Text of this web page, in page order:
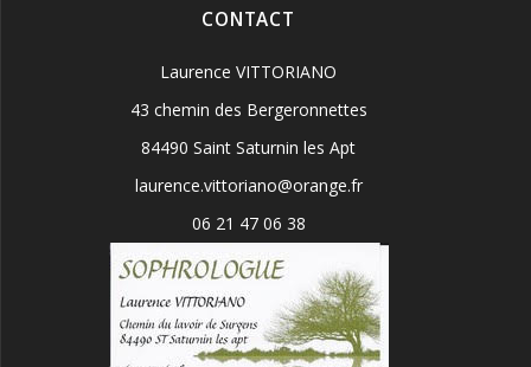
CONTACT
Laurence VITTORIANO
43 chemin des Bergeronnettes
84490 Saint Saturnin les Apt
laurence.vittoriano@orange.fr
06 21 47 06 38